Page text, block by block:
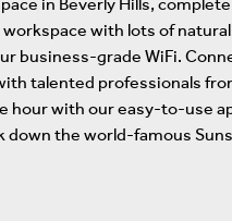
with lots of
business-grade WiFi.
talented professionals
hour with our easy-to-use
down the world-famous